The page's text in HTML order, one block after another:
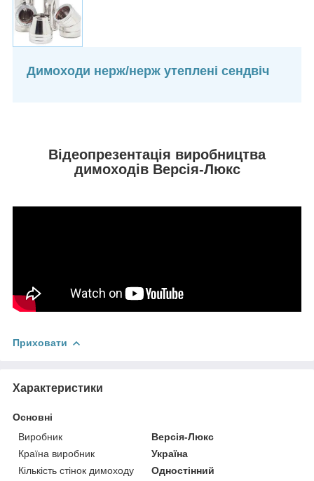
Димоходи нерж/нерж утеплені сендвіч
Відеопрезентація виробництва
димоходів Версія-Люкс
Приховати
Характеристики
Основні
Виробник
Версія-Люкс
Країна виробник
Україна
Кількість стінок димоходу
Одностінний